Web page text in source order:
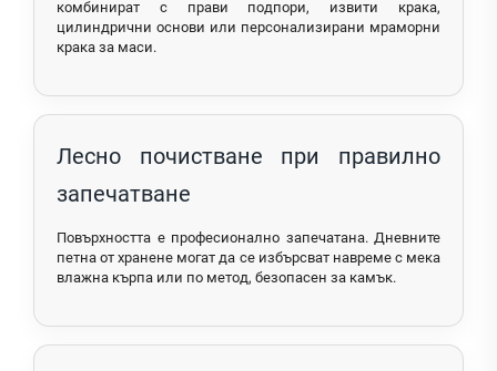
комбинират с прави подпори, извити крака,
цилиндрични основи или персонализирани мраморни
крака за маси.
Лесно почистване при правилно
запечатване
Повърхността е професионално запечатана. Дневните
петна от хранене могат да се избърсват навреме с мека
влажна кърпа или по метод, безопасен за камък.